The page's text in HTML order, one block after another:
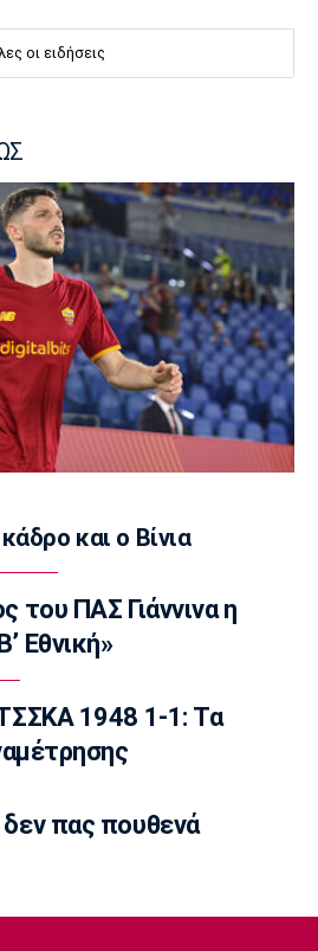
στη Θεσσαλονίκη ο
ο Άνταμ Μοκόκα
καλά στην άμυνα»
τη βαθμολογία της UEFA
προσθήκες στο
Σμύρνης
«καναρινιών»
οι ειδήσεις
και ο Βίνια
του ΠΑΣ Γιάννινα η
Εθνική»
1948 1-1: Τα
πας πουθενά